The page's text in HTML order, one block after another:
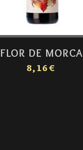
FLOR DE MORCA
8,16€